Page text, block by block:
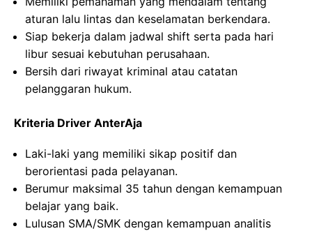
aturan lalu lintas dan keselamatan berkendara.
Siap bekerja dalam jadwal shift serta pada hari
libur sesuai kebutuhan perusahaan.
Bersih dari riwayat kriminal atau catatan
pelanggaran hukum.
Kriteria Driver AnterAja
Laki-laki yang memiliki sikap positif dan
berorientasi pada pelayanan.
Berumur maksimal 35 tahun dengan kemampuan
belajar yang baik.
Lulusan SMA/SMK dengan kemampuan analitis